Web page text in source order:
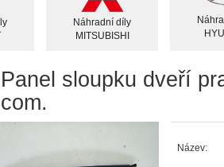
Náhradní díly
MITSUBISHI
Panel sloupku dveří
com.
Název: